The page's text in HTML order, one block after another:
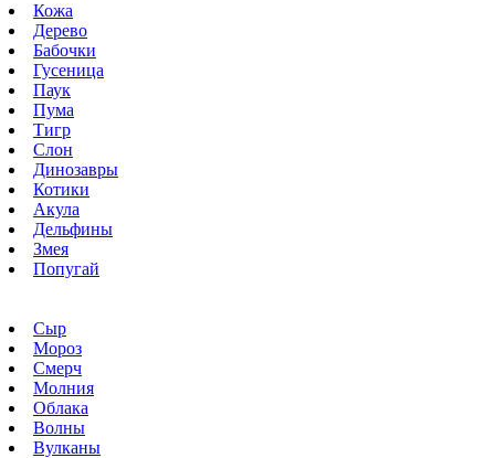
Кожа
Дерево
Бабочки
Гусеница
Паук
Пума
Тигр
Слон
Динозавры
Котики
Акула
Дельфины
Змея
Попугай
Сыр
Мороз
Смерч
Молния
Облака
Волны
Вулканы